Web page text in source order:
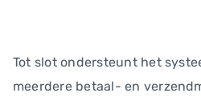
Tot slot ondersteunt het
meerdere betaal- en